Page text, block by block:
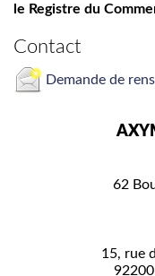
le Registre du
Contact
Demande de
62
15, rue
92200